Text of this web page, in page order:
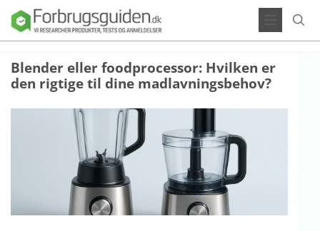
Blender eller foodprocessor: Hvilken er
den rigtige til dine madlavningsbehov?